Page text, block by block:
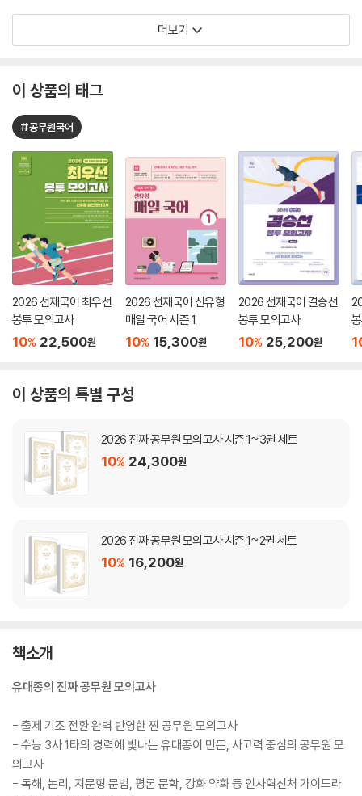
더보기
이 상품의 태그
#공무원국어
2026 선재국어 최우선
봉투 모의고사
10% 22,500원
2026 선재국어 신유형
매일 국어 시즌 1
10% 15,300원
2026 선재국어 결승선
봉투 모의고사
10% 25,200원
이 상품의 특별 구성
2026 진짜 공무원 모의고사 시즌 1~3권 세트
10% 24,300원
2026 진짜 공무원 모의고사 시즌 1~2권 세트
10% 16,200원
책소개
유대종의 진짜 공무원 모의고사
- 출제 기조 전환 완벽 반영한 찐 공무원 모의고사
- 수능 3사 1타의 경력에 빛나는 유대종이 만든, 사고력 중심의 공무원 모
의고사
- 독해, 논리, 지문형 문법, 평론 문학, 강화 약화 등 인사혁신처 가이드라